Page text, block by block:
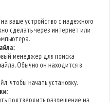
ваше устройство с надежного
сделать через интернет или
менеджер для поиска
Обычно он находится в
чтобы начать установку.
подтвердить разрешение на